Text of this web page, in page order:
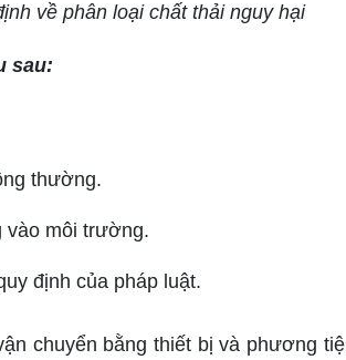
về phân loại chất thải nguy hại
sau:
thường.
vào môi trường.
định của pháp luật.
chuyển bằng thiết bị và phương